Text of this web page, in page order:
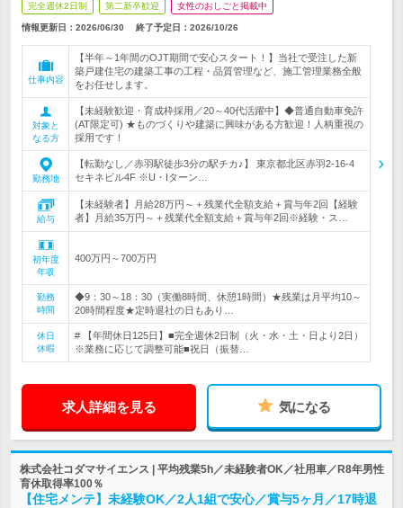
完全週休2日制 第二新卒歓迎 女性のおしごと掲載中
情報更新日：2026/06/30 終了予定日： 2026/10/26
仕事内容
【半年～1年間のOJT期間で安心スタート！】当社で受注した新
築戸建住宅の建築工事の工程・品質管理など、施工管理業務全般
をお任せします。
対象と
なる方
【未経験歓迎・育成枠採用／20～40代活躍中】◆普通自動車免許
(AT限定可) ★ものづくりや建築に興味がある方歓迎！人柄重視の
採用です！
勤務地
【転勤なし／赤羽駅徒歩3分の駅チカ♪】 東京都北区赤羽2-16-4
セキネビル4F ※U・Iターン…
給与
【未経験者】月給28万円～＋残業代全額支給＋賞与年2回【経験
者】月給35万円～＋残業代全額支給＋賞与年2回※経験・ス…
初年度
年収
400万円～700万円
勤務
時間
◆9：30～18：30（実働8時間、休憩1時間）★残業は月平均10～
20時間程度★定時退社の日もあり…
休日
休暇
# 【年間休日125日】■完全週休2日制（火・水・土・日より2日）
※業務に応じて調整可能■祝日（振替…
求人詳細を見る 気になる
株式会社コダマサイエンス | 平均残業5h／未経験者OK／社用車／R8年男性
育休取得率100％
【住宅メンテ】未経験OK／2人1組で安心／賞与5ヶ月／17時退